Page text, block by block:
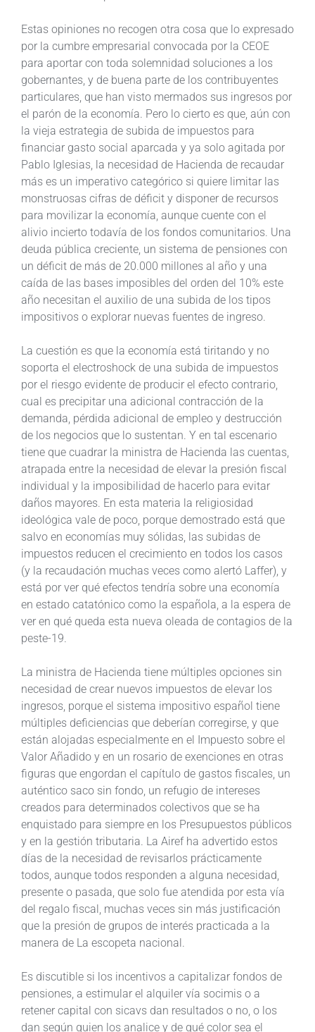
Estas opiniones no recogen otra cosa que lo expresado
por la cumbre empresarial convocada por la CEOE
para aportar con toda solemnidad soluciones a los
gobernantes, y de buena parte de los contribuyentes
particulares, que han visto mermados sus ingresos por
el parón de la economía. Pero lo cierto es que, aún con
la vieja estrategia de subida de impuestos para
financiar gasto social aparcada y ya solo agitada por
Pablo Iglesias, la necesidad de Hacienda de recaudar
más es un imperativo categórico si quiere limitar las
monstruosas cifras de déficit y disponer de recursos
para movilizar la economía, aunque cuente con el
alivio incierto todavía de los fondos comunitarios. Una
deuda pública creciente, un sistema de pensiones con
un déficit de más de 20.000 millones al año y una
caída de las bases imposibles del orden del 10% este
año necesitan el auxilio de una subida de los tipos
impositivos o explorar nuevas fuentes de ingreso.
La cuestión es que la economía está tiritando y no
soporta el electroshock de una subida de impuestos
por el riesgo evidente de producir el efecto contrario,
cual es precipitar una adicional contracción de la
demanda, pérdida adicional de empleo y destrucción
de los negocios que lo sustentan. Y en tal escenario
tiene que cuadrar la ministra de Hacienda las cuentas,
atrapada entre la necesidad de elevar la presión fiscal
individual y la imposibilidad de hacerlo para evitar
daños mayores. En esta materia la religiosidad
ideológica vale de poco, porque demostrado está que
salvo en economías muy sólidas, las subidas de
impuestos reducen el crecimiento en todos los casos
(y la recaudación muchas veces como alertó Laffer), y
está por ver qué efectos tendría sobre una economía
en estado catatónico como la española, a la espera de
ver en qué queda esta nueva oleada de contagios de la
peste-19.
La ministra de Hacienda tiene múltiples opciones sin
necesidad de crear nuevos impuestos de elevar los
ingresos, porque el sistema impositivo español tiene
múltiples deficiencias que deberían corregirse, y que
están alojadas especialmente en el Impuesto sobre el
Valor Añadido y en un rosario de exenciones en otras
figuras que engordan el capítulo de gastos fiscales, un
auténtico saco sin fondo, un refugio de intereses
creados para determinados colectivos que se ha
enquistado para siempre en los Presupuestos públicos
y en la gestión tributaria. La Airef ha advertido estos
días de la necesidad de revisarlos prácticamente
todos, aunque todos responden a alguna necesidad,
presente o pasada, que solo fue atendida por esta vía
del regalo fiscal, muchas veces sin más justificación
que la presión de grupos de interés practicada a la
manera de La escopeta nacional.
Es discutible si los incentivos a capitalizar fondos de
pensiones, a estimular el alquiler vía socimis o a
retener capital con sicavs dan resultados o no, o los
dan según quien los analice y de qué color sea el